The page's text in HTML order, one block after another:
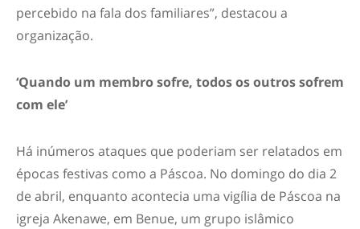
percebido na fala dos familiares”, destacou a
organização.
‘Quando um membro sofre, todos os outros sofrem
com ele’
Há inúmeros ataques que poderiam ser relatados em
épocas festivas como a Páscoa. No domingo do dia 2
de abril, enquanto acontecia uma vigília de Páscoa na
igreja Akenawe, em Benue, um grupo islâmico